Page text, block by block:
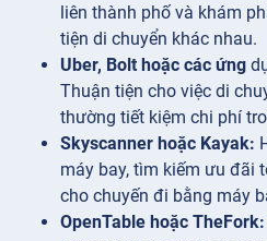
liên thành phố và khám
tiện di chuyển khác nhau.
Uber, Bolt hoặc các ứng
Thuận tiện cho việc di
thường tiết kiệm chi phí
Skyscanner hoặc Kayak:
máy bay, tìm kiếm ưu đãi
cho chuyến đi bằng máy
OpenTable hoặc TheFork: